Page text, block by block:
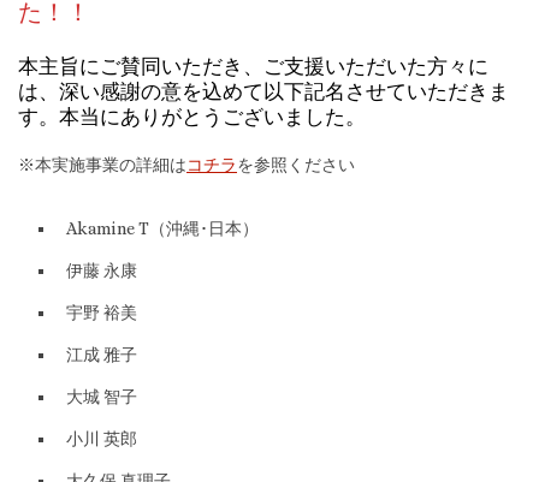
た！！
本主旨にご賛同いただき、ご支援いただいた方々に
は、深い感謝の意を込めて以下記名させていただきま
す。本当にありがとうございました。
※本実施事業の詳細はコチラを参照ください
Akamine T（沖縄･日本）
伊藤 永康
宇野 裕美
江成 雅子
大城 智子
小川 英郎